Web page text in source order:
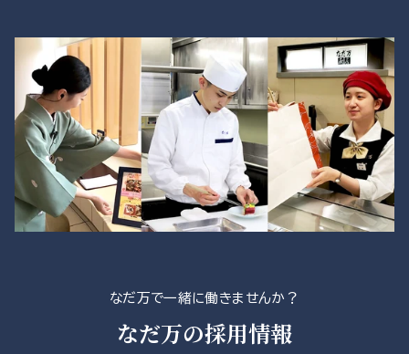
なだ万で一緒に働きませんか？
なだ万の採用情報